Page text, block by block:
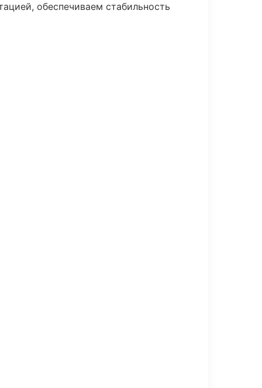
обеспечиваем стабильность